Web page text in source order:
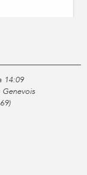
14:09
)